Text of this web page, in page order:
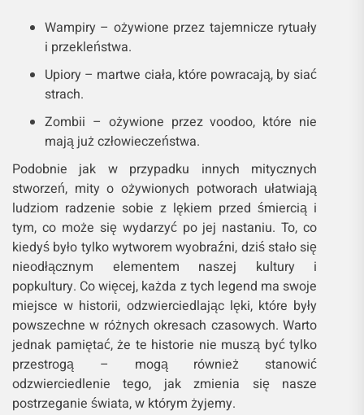
Wampiry – ożywione przez tajemnicze rytuały
i przekleństwa.
Upiory – martwe ciała, które powracają, by siać
strach.
Zombii – ożywione przez voodoo, które nie
mają już człowieczeństwa.
Podobnie jak w przypadku innych mitycznych
stworzeń, mity o ożywionych potworach ułatwiają
ludziom radzenie sobie z lękiem przed śmiercią i
tym, co może się wydarzyć po jej nastaniu. To, co
kiedyś było tylko wytworem wyobraźni, dziś stało się
nieodłącznym elementem naszej kultury i
popkultury. Co więcej, każda z tych legend ma swoje
miejsce w historii, odzwierciedlając lęki, które były
powszechne w różnych okresach czasowych. Warto
jednak pamiętać, że te historie nie muszą być tylko
przestrogą – mogą również stanowić
odzwierciedlenie tego, jak zmienia się nasze
postrzeganie świata, w którym żyjemy.